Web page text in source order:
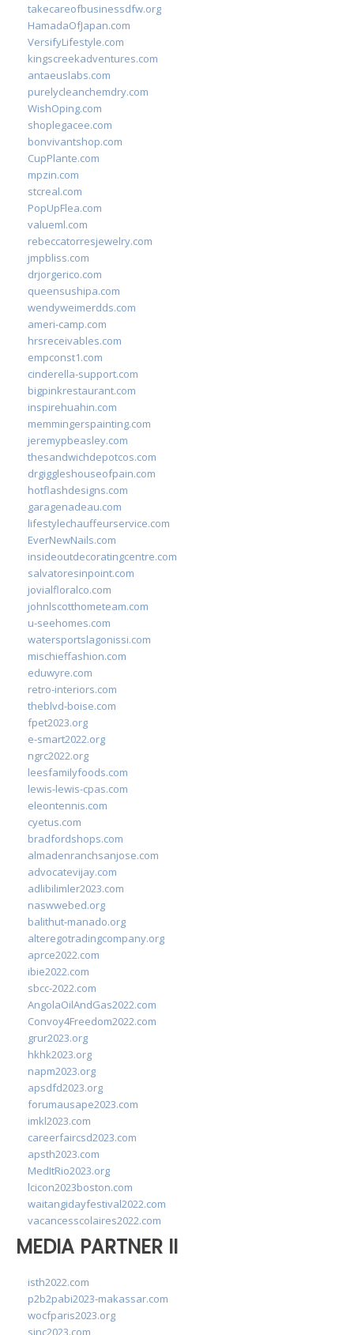
takecareofbusinessdfw.org
HamadaOfJapan.com
VersifyLifestyle.com
kingscreekadventures.com
antaeuslabs.com
purelycleanchemdry.com
WishOping.com
shoplegacee.com
bonvivantshop.com
CupPlante.com
mpzin.com
stcreal.com
PopUpFlea.com
valueml.com
rebeccatorresjewelry.com
jmpbliss.com
drjorgerico.com
queensushipa.com
wendyweimerdds.com
ameri-camp.com
hrsreceivables.com
empconst1.com
cinderella-support.com
bigpinkrestaurant.com
inspirehuahin.com
memmingerspainting.com
jeremypbeasley.com
thesandwichdepotcos.com
drgiggleshouseofpain.com
hotflashdesigns.com
garagenadeau.com
lifestylechauffeurservice.com
EverNewNails.com
insideoutdecoratingcentre.com
salvatoresinpoint.com
jovialfloralco.com
johnlscotthometeam.com
u-seehomes.com
watersportslagonissi.com
mischieffashion.com
eduwyre.com
retro-interiors.com
theblvd-boise.com
fpet2023.org
e-smart2022.org
ngrc2022.org
leesfamilyfoods.com
lewis-lewis-cpas.com
eleontennis.com
cyetus.com
bradfordshops.com
almadenranchsanjose.com
advocatevijay.com
adlibilimler2023.com
naswwebed.org
balithut-manado.org
alteregotradingcompany.org
aprce2022.com
ibie2022.com
sbcc-2022.com
AngolaOilAndGas2022.com
Convoy4Freedom2022.com
grur2023.org
hkhk2023.org
napm2023.org
apsdfd2023.org
forumausape2023.com
imkl2023.com
careerfaircsd2023.com
apsth2023.com
MedItRio2023.org
lcicon2023boston.com
waitangidayfestival2022.com
vacancesscolaires2022.com
MEDIA PARTNER II
isth2022.com
p2b2pabi2023-makassar.com
wocfparis2023.org
sinc2023.com